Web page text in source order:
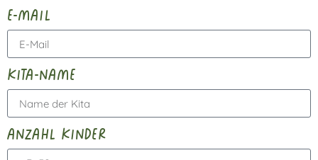
e-mail
kita-name
anzahl kinder